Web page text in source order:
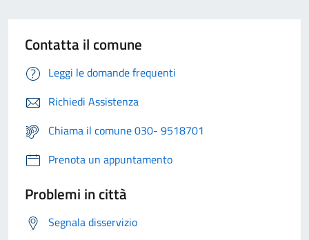
Contatta il comune
Leggi le domande frequenti
Richiedi Assistenza
Chiama il comune 030- 9518701
Prenota un appuntamento
Problemi in città
Segnala disservizio